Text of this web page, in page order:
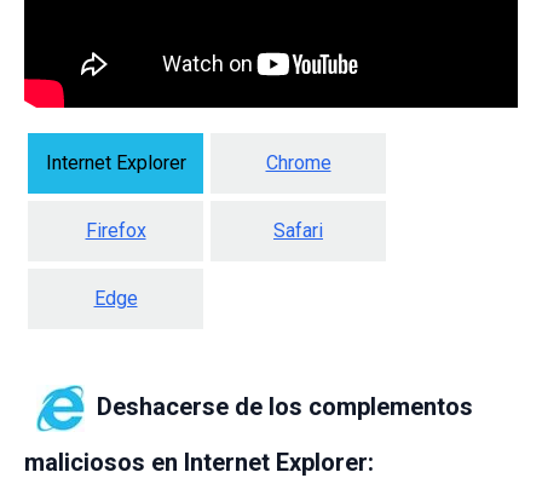
Internet Explorer Chrome
Firefox Safari
Edge
Deshacerse de los complementos
maliciosos en Internet Explorer: